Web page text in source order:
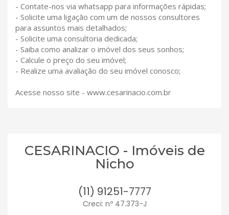
- Contate-nos via whatsapp para informações rápidas;
- Solicite uma ligação com um de nossos consultores
para assuntos mais detalhados;
- Solicite uma consultoria dedicada;
- Saiba como analizar o imóvel dos seus sonhos;
- Calcule o preço do seu imóvel;
- Realize uma avaliação do seu imóvel conosco;
Acesse nosso site - www.cesarinacio.com.br
CESARINACIO - Imóveis de
Nicho
(11) 91251-7777
Creci: nº 47.373-J